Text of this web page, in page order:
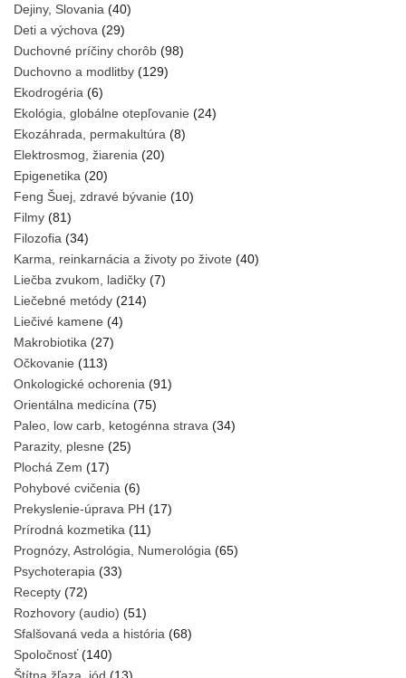
Dejiny, Slovania (40)
Deti a výchova (29)
Duchovné príčiny chorôb (98)
Duchovno a modlitby (129)
Ekodrogéria (6)
Ekológia, globálne otepľovanie (24)
Ekozáhrada, permakultúra (8)
Elektrosmog, žiarenia (20)
Epigenetika (20)
Feng Šuej, zdravé bývanie (10)
Filmy (81)
Filozofia (34)
Karma, reinkarnácia a životy po živote (40)
Liečba zvukom, ladičky (7)
Liečebné metódy (214)
Liečivé kamene (4)
Makrobiotika (27)
Očkovanie (113)
Onkologické ochorenia (91)
Orientálna medicína (75)
Paleo, low carb, ketogénna strava (34)
Parazity, plesne (25)
Plochá Zem (17)
Pohybové cvičenia (6)
Prekyslenie-úprava PH (17)
Prírodná kozmetika (11)
Prognózy, Astrológia, Numerológia (65)
Psychoterapia (33)
Recepty (72)
Rozhovory (audio) (51)
Sfalšovaná veda a história (68)
Spoločnosť(140)